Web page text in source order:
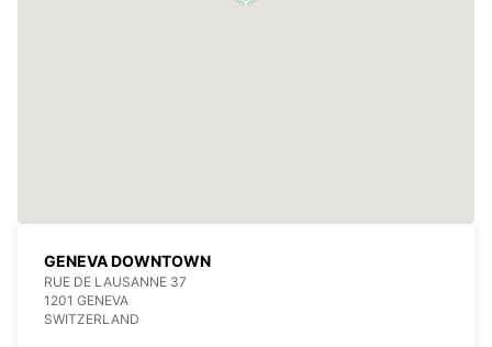
GENEVA DOWNTOWN
RUE DE LAUSANNE 37
1201 GENEVA
SWITZERLAND